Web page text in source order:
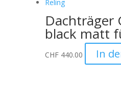
Dachträger
black matt
CHF440.00 In